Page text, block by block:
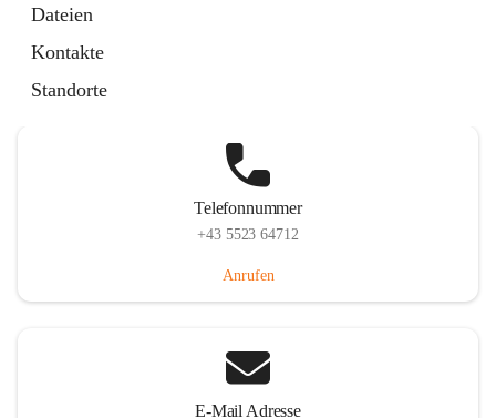
Dateien
Kontakte
Standorte
Telefonnummer
+43 5523 64712
Anrufen
E-Mail Adresse